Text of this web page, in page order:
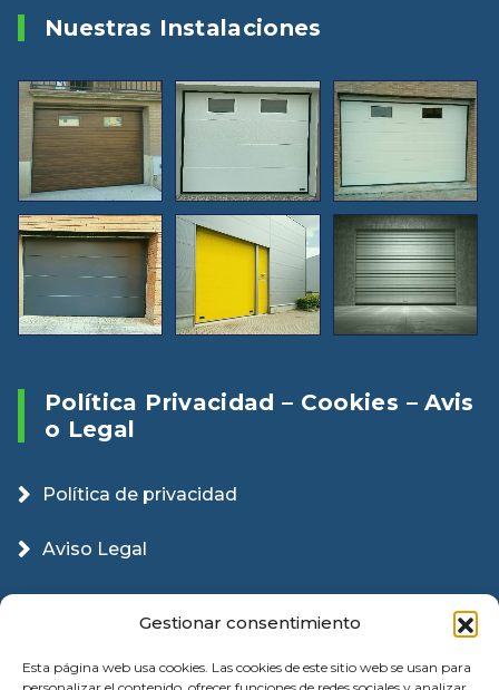
Gestionar consentimiento
Esta página web usa cookies. Las cookies de este sitio web se usan para
Nuestras Instalaciones
Política Privacidad – Cookies – Avis
O Legal
Política de privacidad
Aviso Legal